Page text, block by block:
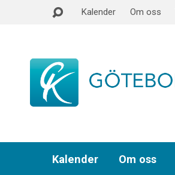
Kalender Om oss
Kalender Om oss